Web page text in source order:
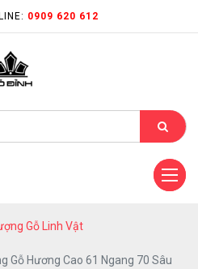
0909 620 612
Gỗ Linh Vật
Gỗ Hương Cao 61 Ngang 70 Sâu